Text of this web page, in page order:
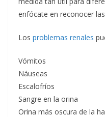
enfócate en reconocer
Los problemas renales
Vómitos
Náuseas
Escalofríos
Sangre en la orina
Orina más oscura de la